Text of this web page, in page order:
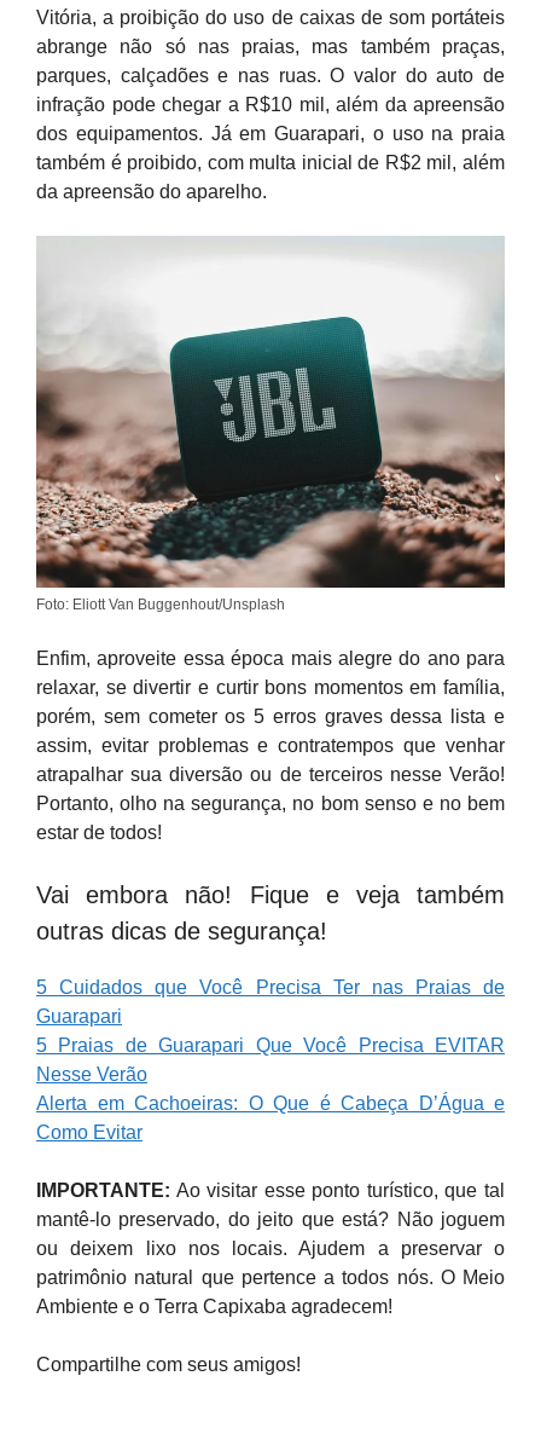
Vitória, a proibição do uso de caixas de som portáteis
abrange não só nas praias, mas também praças,
parques, calçadões e nas ruas. O valor do auto de
infração pode chegar a R$10 mil, além da apreensão
dos equipamentos. Já em Guarapari, o uso na praia
também é proibido, com multa inicial de R$2 mil, além
da apreensão do aparelho.
Foto: Eliott Van Buggenhout/Unsplash
Enfim, aproveite essa época mais alegre do ano para
relaxar, se divertir e curtir bons momentos em família,
porém, sem cometer os 5 erros graves dessa lista e
assim, evitar problemas e contratempos que venhar
atrapalhar sua diversão ou de terceiros nesse Verão!
Portanto, olho na segurança, no bom senso e no bem
estar de todos!
Vai embora não! Fique e veja também
outras dicas de segurança!
5 Cuidados que Você Precisa Ter nas Praias de
Guarapari
5 Praias de Guarapari Que Você Precisa EVITAR
Nesse Verão
Alerta em Cachoeiras: O Que é Cabeça D’Água e
Como Evitar
IMPORTANTE: Ao visitar esse ponto turístico, que tal
mantê-lo preservado, do jeito que está? Não joguem
ou deixem lixo nos locais. Ajudem a preservar o
patrimônio natural que pertence a todos nós. O Meio
Ambiente e o Terra Capixaba agradecem!
Compartilhe com seus amigos!